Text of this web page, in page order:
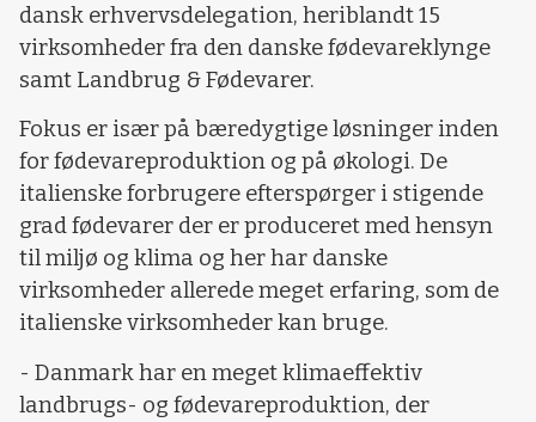
dansk erhvervsdelegation, heriblandt 15
virksomheder fra den danske fødevareklynge
samt Landbrug & Fødevarer.
Fokus er især på bæredygtige løsninger inden
for fødevareproduktion og på økologi. De
italienske forbrugere efterspørger i stigende
grad fødevarer der er produceret med hensyn
til miljø og klima og her har danske
virksomheder allerede meget erfaring, som de
italienske virksomheder kan bruge.
- Danmark har en meget klimaeffektiv
landbrugs- og fødevareproduktion, der